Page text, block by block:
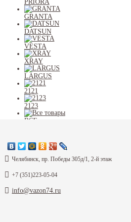
GRANTA
DATSUN
VESTA
XRAY
LARGUS
2121
2123
ВСЕ
Каталог
Информация
Челябинск, пр. Победы 305д/1, 2-й этаж
+7 (351)223-05-04
info@vazon74.ru